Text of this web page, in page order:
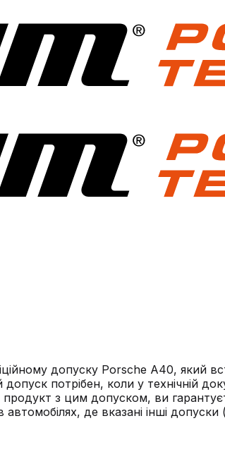
допуску Porsche A40, який
потрібен, коли у технічній
з цим допуском, ви
де вказані інші